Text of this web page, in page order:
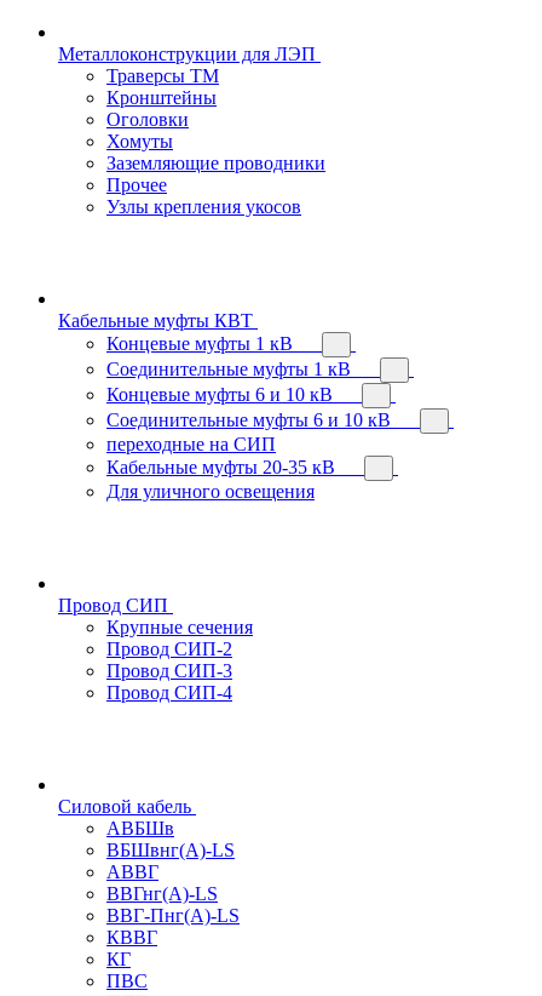
Металлоконструкции для ЛЭП
Траверсы ТМ
Кронштейны
Оголовки
Хомуты
Заземляющие проводники
Прочее
Узлы крепления укосов
Кабельные муфты КВТ
Концевые муфты 1 кВ
Соединительные муфты 1 кВ
Концевые муфты 6 и 10 кВ
Соединительные муфты 6 и 10 кВ
переходные на СИП
Кабельные муфты 20-35 кВ
Для уличного освещения
Провод СИП
Крупные сечения
Провод СИП-2
Провод СИП-3
Провод СИП-4
Силовой кабель
АВБШв
ВБШвнг(А)-LS
АВВГ
ВВГнг(А)-LS
ВВГ-Пнг(А)-LS
КВВГ
КГ
ПВС